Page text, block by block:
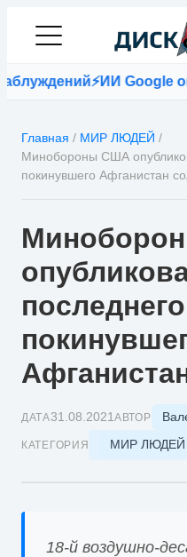
⚡ИИ Google
Главная / МИР ЛЮДЕЙ /
Минобороны США
покинувшего Афганистан
последнего
ДАТА31.08.2021 АВТОР
КАТЕГОРИЯ МИР ЛЮДЕЙ
18-й воздушно-